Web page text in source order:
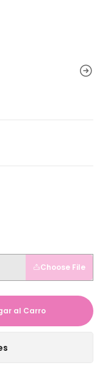
Choose File
al Carro